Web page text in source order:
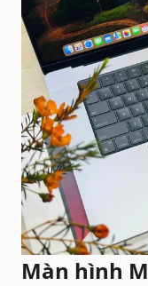
Màn hình